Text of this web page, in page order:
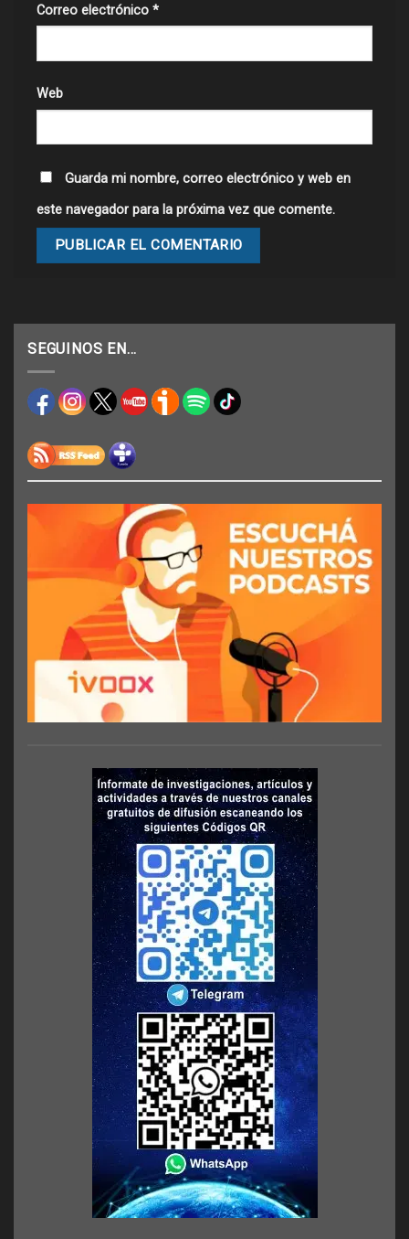
Correo electrónico *
Web
Guarda mi nombre, correo electrónico y web en
este navegador para la próxima vez que comente.
SEGUINOS EN…